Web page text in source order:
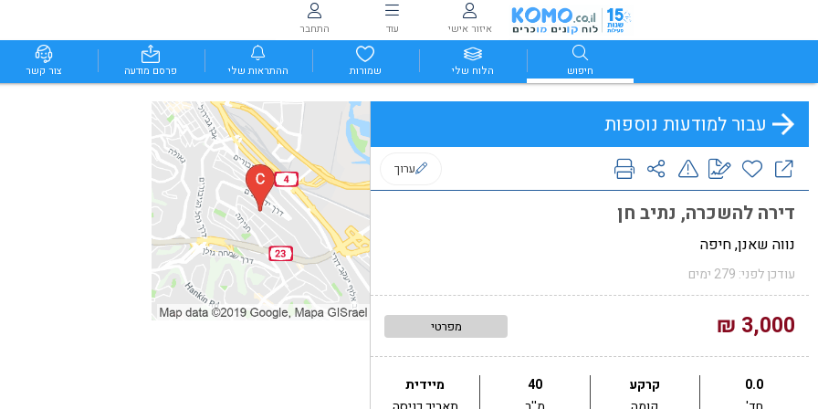
איזור אישי עוד התחבר
חיפוש הלוח שלי שמורות ההתראות שלי פרסם מודעה צור קשר
עבור למודעות נוספות
ערוך
דירה להשכרה, נתיב חן
נווה שאנן, חיפה
עודכן לפני: 279 ימים
3,000 ₪ מפרטי
0.0
קרקע
40
מיידית